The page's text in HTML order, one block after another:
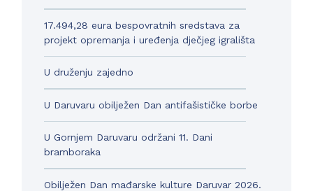
17.494,28 eura bespovratnih sredstava za
projekt opremanja i uređenja dječjeg igrališta
U druženju zajedno
U Daruvaru obilježen Dan antifašističke borbe
U Gornjem Daruvaru održani 11. Dani
bramboraka
Obilježen Dan mađarske kulture Daruvar 2026.